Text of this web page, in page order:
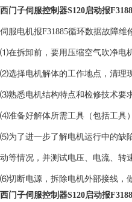
西门子伺服控制器S120启动报
伺服电机报F31885循环数据故障
⑴在拆卸前，要用压缩空气吹净电
⑵选择电机解体的工作地点，清理
⑶熟悉电机结构特点和检修技术要求
⑷准备好解体所需工具（包括工具
⑸为了进一步了解电机运行中的缺
动等情况，并测试电压、电流、转
⑹切断电源，拆除电机外部接线，
西门子伺服控制器S120启动报